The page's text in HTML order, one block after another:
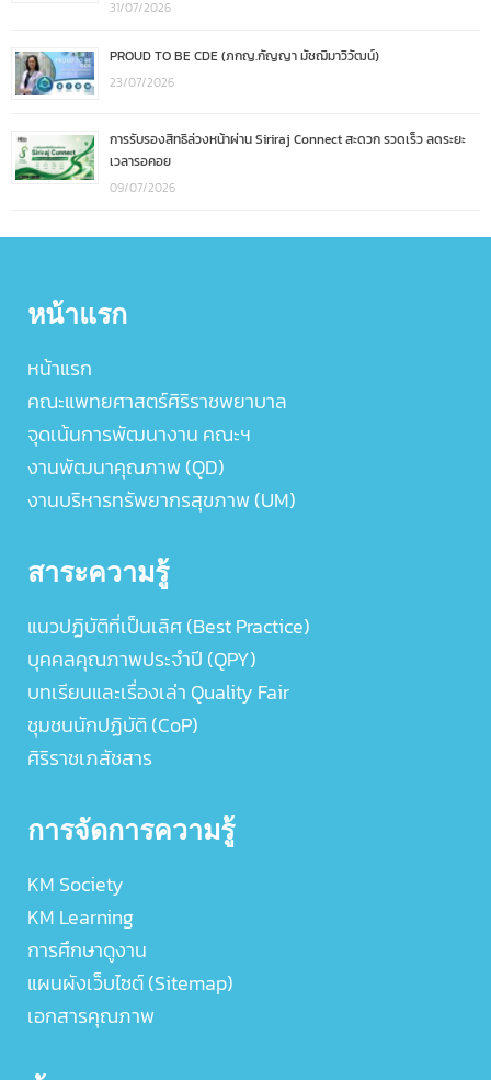
31/07/2026
PROUD TO BE CDE (ภกญ.กัญญา มัชฌิมาวิวัฒน์)
23/07/2026
การรับรองสิทธิล่วงหน้าผ่าน Siriraj Connect สะดวก รวดเร็ว ลดระยะ
เวลารอคอย
09/07/2026
หน้าแรก
หน้าแรก
คณะแพทยศาสตร์ศิริราชพยาบาล
จุดเน้นการพัฒนางาน คณะฯ
งานพัฒนาคุณภาพ (QD)
งานบริหารทรัพยากรสุขภาพ (UM)
สาระความรู้
แนวปฏิบัติที่เป็นเลิศ (Best Practice)
บุคคลคุณภาพประจำปี (QPY)
บทเรียนและเรื่องเล่า Quality Fair
ชุมชนนักปฏิบัติ (CoP)
ศิริราชเภสัชสาร
การจัดการความรู้
KM Society
KM Learning
การศึกษาดูงาน
แผนผังเว็บไซต์ (Sitemap)
เอกสารคุณภาพ